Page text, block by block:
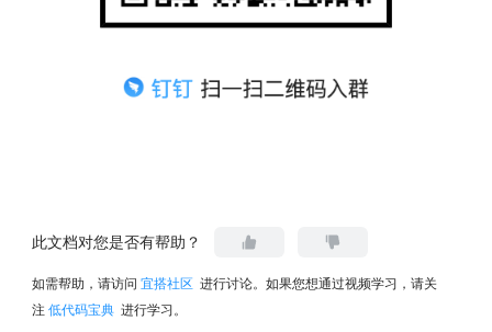
此文档对您是否有帮助？
如需帮助，请访问 宜搭社区 进行讨论。如果您想通过视频学习，请关
注 低代码宝典 进行学习。